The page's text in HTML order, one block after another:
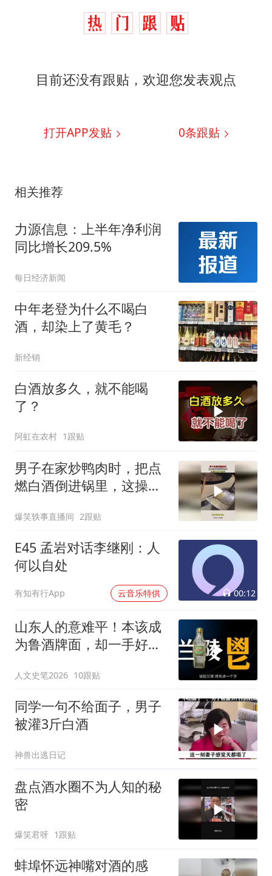
目前还没有跟贴，欢迎您发表观点
打开APP发贴 0条跟贴
相关推荐
力源信息：上半年净利润
同比增长209.5%
每日经济新闻
中年老登为什么不喝白
酒，却染上了黄毛？
新经销
白酒放多久，就不能喝
了？
阿虹在农村 1跟贴
男子在家炒鸭肉时，把点
燃白酒倒进锅里，这操作
爆笑轶事直播间 2跟贴
E45 孟岩对话李继刚：人
何以自处
有知有行App 云音乐特供 00:12
山东人的意难平！本该成
为鲁酒牌面，却一手好牌
山东白酒 #白酒文化 #酒
文化
人文史笔2026 10跟贴
同学一句不给面子，男子
被灌3斤白酒
神兽出逃日记
盘点酒水圈不为人知的秘
密
爆笑君呀 1跟贴
蚌埠怀远神嘴对酒的感